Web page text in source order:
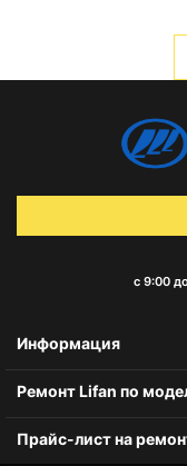
с 9:00
Информация
Ремонт Lifan по
Прайс-лист на